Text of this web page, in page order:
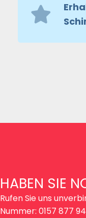
HABEN SIE
Rufen Sie uns
Nummer: 0157 877